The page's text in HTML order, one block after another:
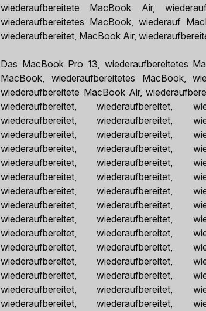
wiederaufbereitete MacBook Air,
wiederaufbereitetes MacBook, wiederauf
wiederaufbereitet, MacBook Air,
Das MacBook Pro 13, wiederaufbereitetes
MacBook, wiederaufbereitetes MacBook,
wiederaufbereitete MacBook Air,
wiederaufbereitet, wiederaufbereitet,
wiederaufbereitet, wiederaufbereitet,
wiederaufbereitet, wiederaufbereitet,
wiederaufbereitet, wiederaufbereitet,
wiederaufbereitet, wiederaufbereitet,
wiederaufbereitet, wiederaufbereitet,
wiederaufbereitet, wiederaufbereitet,
wiederaufbereitet, wiederaufbereitet,
wiederaufbereitet, wiederaufbereitet,
wiederaufbereitet, wiederaufbereitet,
wiederaufbereitet, wiederaufbereitet,
wiederaufbereitet, wiederaufbereitet,
wiederaufbereitet, wiederaufbereitet,
wiederaufbereitet, wiederaufbereitet,
wiederaufbereitet, wiederaufbereitet,